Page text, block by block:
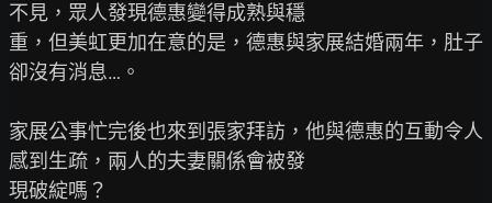
不見，眾人發現德惠變得成熟與穩
重，但美虹更加在意的是，德惠與家展結婚兩年，肚子
卻沒有消息…。
家展公事忙完後也來到張家拜訪，他與德惠的互動令人
感到生疏，兩人的夫妻關係會被發
現破綻嗎？